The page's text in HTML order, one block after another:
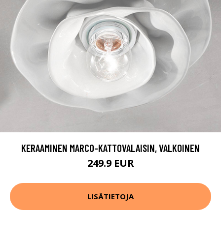
KERAAMINEN MARCO-KATTOVALAISIN, VALKOINEN
249.9 EUR
LISÄTIETOJA